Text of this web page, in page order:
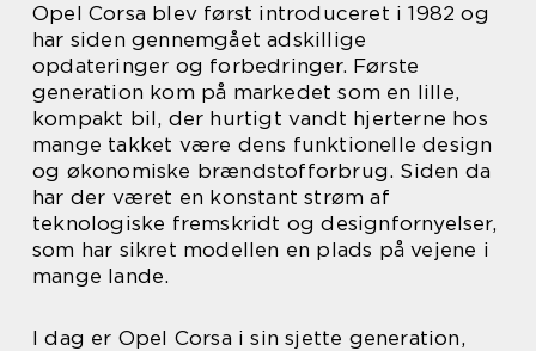
Opel Corsa blev først introduceret i 1982 og
har siden gennemgået adskillige
opdateringer og forbedringer. Første
generation kom på markedet som en lille,
kompakt bil, der hurtigt vandt hjerterne hos
mange takket være dens funktionelle design
og økonomiske brændstofforbrug. Siden da
har der været en konstant strøm af
teknologiske fremskridt og designfornyelser,
som har sikret modellen en plads på vejene i
mange lande.
I dag er Opel Corsa i sin sjette generation,